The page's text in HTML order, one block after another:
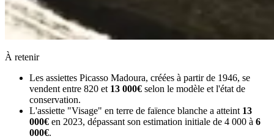
À retenir
Les assiettes Picasso Madoura, créées à partir de 1946, se
vendent entre 820 et 13 000€ selon le modèle et l'état de
conservation.
L'assiette "Visage" en terre de faïence blanche a atteint 13
000€ en 2023, dépassant son estimation initiale de 4 000 à 6
000€.